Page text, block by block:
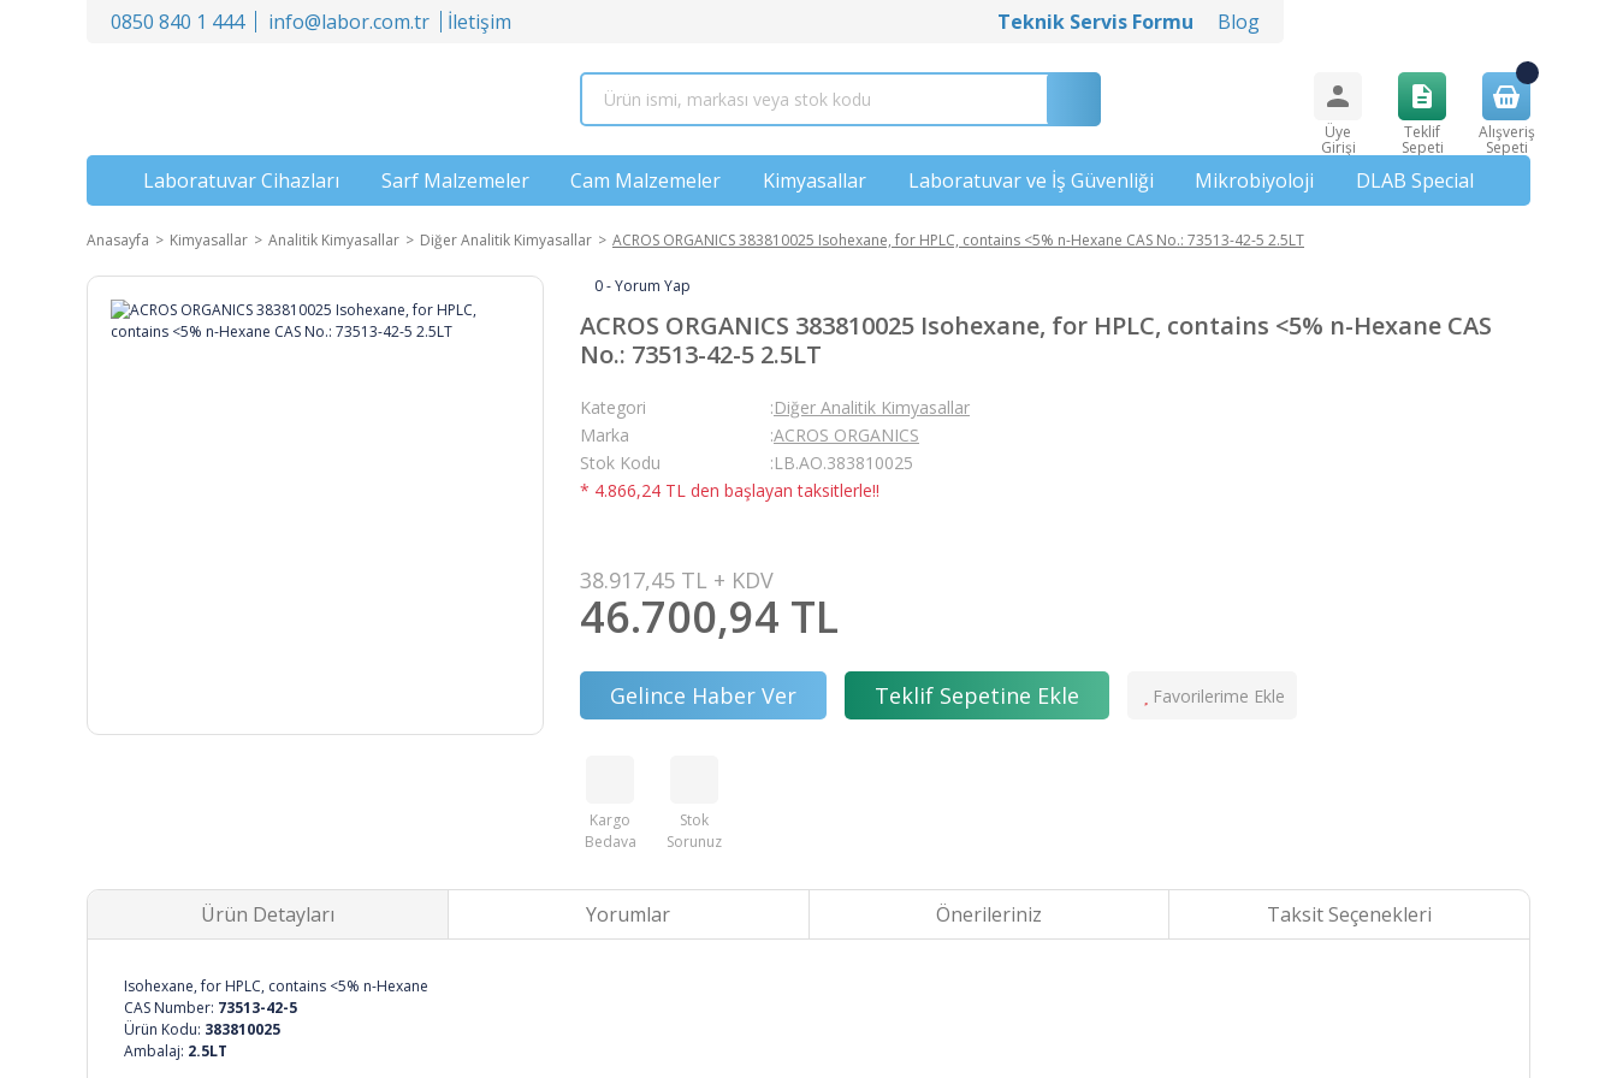
0850 840 1 444 info@labor.com.tr İletişim Teknik Servis Formu Blog
Üye
Girişi
Teklif
Sepeti
Alışveriş
Sepeti
Laboratuvar Cihazları Sarf Malzemeler Cam Malzemeler Kimyasallar Laboratuvar ve İş Güvenliği Mikrobiyoloji DLAB Special
Anasayfa Kimyasallar Analitik Kimyasallar Diğer Analitik Kimyasallar ACROS ORGANICS 383810025 Isohexane, for HPLC, contains <5% n-Hexane CAS No.: 73513-42-5 2.5LT
0 - Yorum Yap
ACROS ORGANICS 383810025 Isohexane, for HPLC, contains <5% n-Hexane CAS
No.: 73513-42-5 2.5LT
Kategori
Diğer Analitik Kimyasallar
Marka
ACROS ORGANICS
Stok Kodu
LB.AO.383810025
* 4.866,24 TL den başlayan taksitlerle!!
38.917,45 TL + KDV
46.700,94 TL
Gelince Haber Ver Teklif Sepetine Ekle
Kargo
Bedava
Stok
Sorunuz
Ürün Detayları Yorumlar Önerileriniz Taksit Seçenekleri
Isohexane, for HPLC, contains <5% n-Hexane
CAS Number: 73513-42-5
Ürün Kodu: 383810025
Ambalaj: 2.5LT